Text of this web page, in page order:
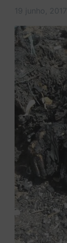
19 junho, 2017